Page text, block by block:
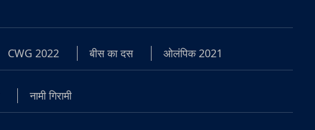
CWG 2022 बीस का दस ओलंपिक 2021
नामी गिरामी